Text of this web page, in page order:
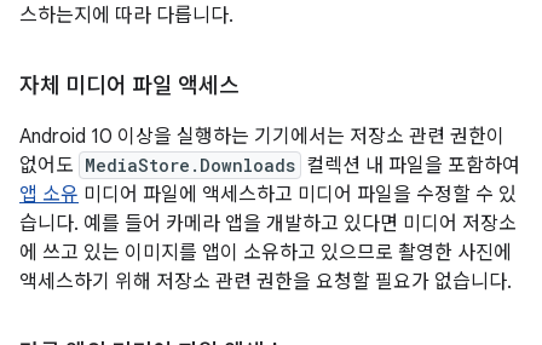
스하는지에 따라 다릅니다.
자체 미디어 파일 액세스
Android 10 이상을 실행하는 기기에서는 저장소 관련 권한이
없어도 MediaStore.Downloads 컬렉션 내 파일을 포함하여
앱 소유 미디어 파일에 액세스하고 미디어 파일을 수정할 수 있
습니다. 예를 들어 카메라 앱을 개발하고 있다면 미디어 저장소
에 쓰고 있는 이미지를 앱이 소유하고 있으므로 촬영한 사진에
액세스하기 위해 저장소 관련 권한을 요청할 필요가 없습니다.